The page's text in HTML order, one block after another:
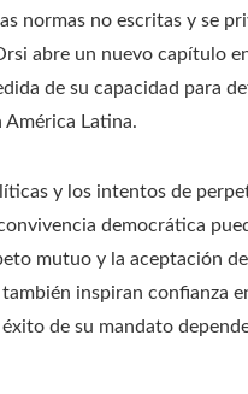
normas no escritas y se
abre un nuevo capítulo
de su capacidad para
Latina.
y los intentos de
democrática
mutuo y la aceptación
inspiran confianza
de su mandato